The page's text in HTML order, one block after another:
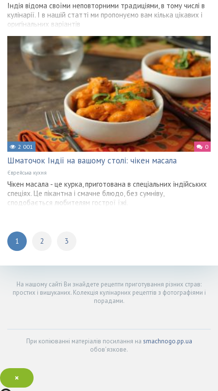
Індія відома своїми неповторними традиціями, в тому числі в
кулінарії. І в нашій статті ми пропонуємо вам кілька цікавих і
оригінальних варіантів
2 001 0
Шматочок Індії на вашому столі: чікен масала
Єврейська кухня
Чікен масала - це курка, приготована в спеціальних індійських
спеціях. Це пікантна і смачне блюдо, без сумніву,
сподобається любителям гострої їжі.
1 2 3
На нашому сайті Ви знайдете рецепти приготування різних страв:
простих і вишуканих. Колекція кулінарних рецептів з фотографіями і
порадами.
При копіюванні матеріалів посилання на smachnogo.pp.ua
обов'язкове.
×